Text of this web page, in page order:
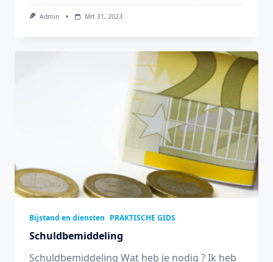
Admin Mrt 31, 2023
Bijstand en diensten PRAKTISCHE GIDS
Schuldbemiddeling
Schuldbemiddeling Wat heb je nodig ? Ik heb